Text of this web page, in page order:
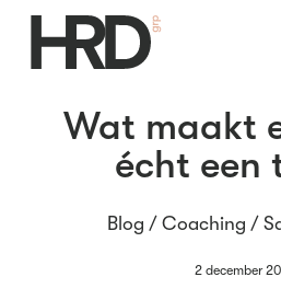
Wat maakt
écht een
Blog / Coaching /
2 december